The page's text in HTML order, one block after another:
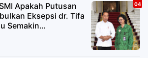
Apakah Putusan
Eksepsi dr. Tifa
Semakin
Bahwa Ijazah